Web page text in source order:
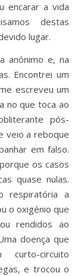
encarar a vida
destas
lugar.
anónimo e, na
Encontrei um
escreveu um
no que toca ao
pós-
veio a reboque
em falso.
os casos
quase nulas.
respiratória a
o oxigénio que
rendidos ao
doença que
circuito
e trocou o